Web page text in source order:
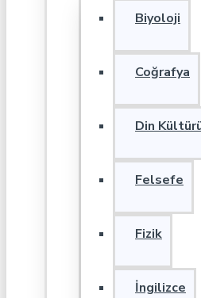
Biyoloji
Coğrafya
Din
Felsefe
Fizik
İngilizce